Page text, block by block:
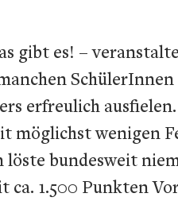
gibt es! –
erfreulich
möglichst wenigen
bundesweit
1.500 Punkten